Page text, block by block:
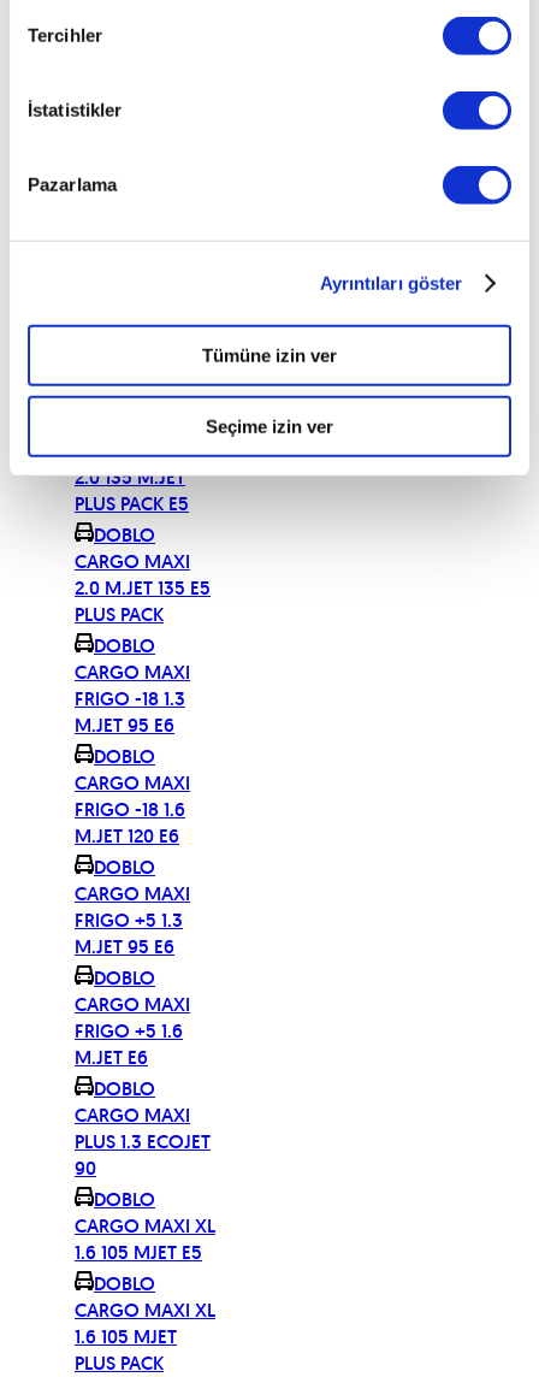
Tercihler
İstatistikler
Pazarlama
Ayrıntıları göster
Tümüne izin ver
Seçime izin ver
DOBLO
PACK
CARGO MAXI 1.6
M.JET FRIGO +5
EURO 5
CARGO MAXI
2.0 135 M.JET
PLUS PACK E5
DOBLO
CARGO MAXI
2.0 M.JET 135 E5
PLUS PACK
DOBLO
CARGO MAXI
FRIGO -18 1.3
M.JET 95 E6
DOBLO
CARGO MAXI
FRIGO -18 1.6
M.JET 120 E6
DOBLO
CARGO MAXI
FRIGO +5 1.3
M.JET 95 E6
DOBLO
CARGO MAXI
FRIGO +5 1.6
M.JET E6
DOBLO
CARGO MAXI
PLUS 1.3 ECOJET
90
DOBLO
CARGO MAXI XL
1.6 105 MJET E5
DOBLO
CARGO MAXI XL
1.6 105 MJET
PLUS PACK